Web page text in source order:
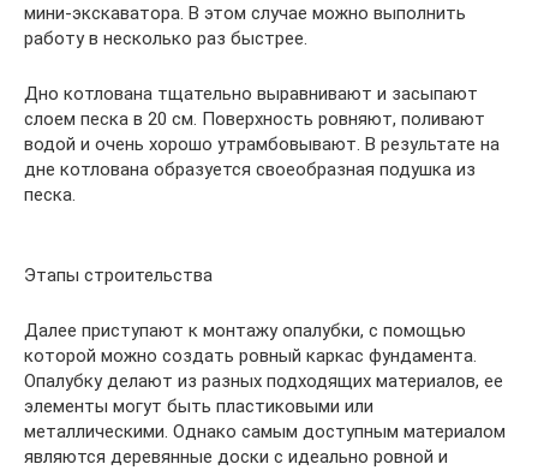
мини-экскаватора. В этом случае можно выполнить
работу в несколько раз быстрее.
Дно котлована тщательно выравнивают и засыпают
слоем песка в 20 см. Поверхность ровняют, поливают
водой и очень хорошо утрамбовывают. В результате на
дне котлована образуется своеобразная подушка из
песка.
Этапы строительства
Далее приступают к монтажу опалубки, с помощью
которой можно создать ровный каркас фундамента.
Опалубку делают из разных подходящих материалов, ее
элементы могут быть пластиковыми или
металлическими. Однако самым доступным материалом
являются деревянные доски с идеально ровной и